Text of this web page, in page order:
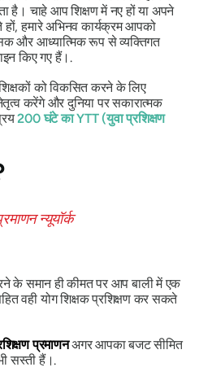
है। चाहे आप शिक्षण में नए हों या अपने
हमारे अभिनव कार्यक्रम आपको
और आध्यात्मिक रूप से व्यक्तिगत
किए गए हैं।.
को विकसित करने के लिए
करेंगे और दुनिया पर सकारात्मक
200 घंटे का YTT (युवा प्रशिक्षण
के समान ही कीमत पर आप बाली में एक
वही योग शिक्षक प्रशिक्षण कर सकते
प्रमाणनअगर आपका बजट सीमित
सस्ती हैं।.